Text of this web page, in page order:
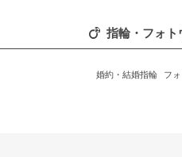
指輪・フォト
婚約・結婚指輪 フ